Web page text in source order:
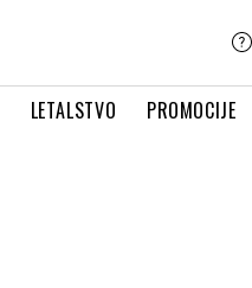
LETALSTVO PROMOCIJE